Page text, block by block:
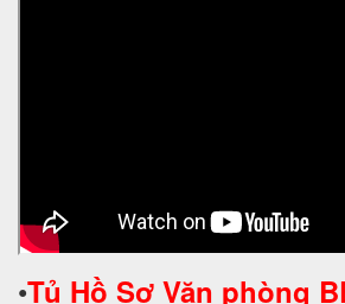
•Tủ Hồ Sơ Văn phòng